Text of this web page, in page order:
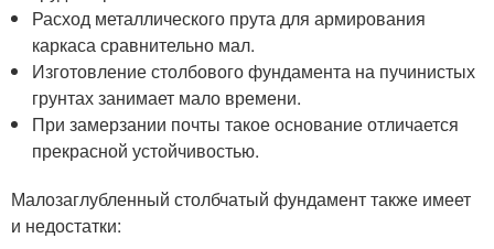
Расход металлического прута для армирования
каркаса сравнительно мал.
Изготовление столбового фундамента на пучинистых
грунтах занимает мало времени.
При замерзании почты такое основание отличается
прекрасной устойчивостью.
Малозаглубленный столбчатый фундамент также имеет
и недостатки: